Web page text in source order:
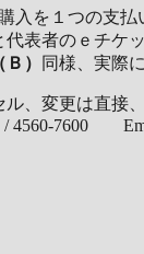
入を１つの支払
表者のｅチケ
Ｂ） 同様、実際
セル、変更
/ 4560-7600